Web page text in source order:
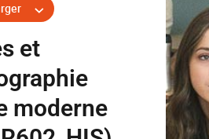
et
moderne